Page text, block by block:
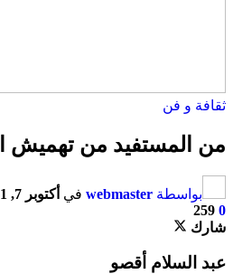
ثقافة و فن
من المستفيد من تهميش
بواسطة webmaster في أكتوبر 7, 2021
0
259
شارك
عبد السلام أقصو